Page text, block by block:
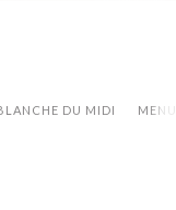
DU MIDI